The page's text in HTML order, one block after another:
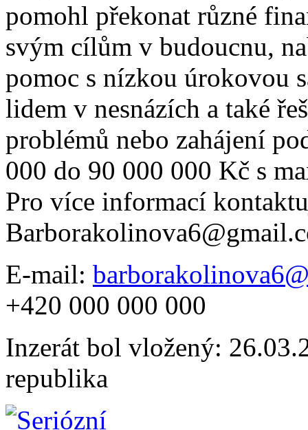
pomohl překonat různé
svým cílům v budoucnu,
pomoc s nízkou úrokovou
lidem v nesnázích a také
problémů nebo zahájení
000 do 90 000 000 Kč s
Pro více informací
E-mail:
+420 000 000 000
Inzerát bol vložený:
republika